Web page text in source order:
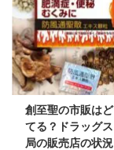
創至聖の市販は
てる？ドラッグ
局の販売店の状